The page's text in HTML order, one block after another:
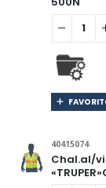
40415074
Chal.al/